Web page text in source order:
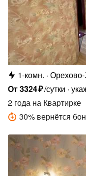
1-комн. Орехово-
От3324₽/сутки
2 года на Квартирке
30% вернётся